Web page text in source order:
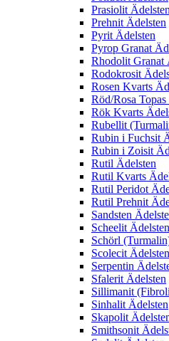
Prasiolit
Prehnit Ädelsten
Pyrit Ädelsten
Pyrop Granat
Rhodolit Granat
Rodokrosit
Rosen Kvarts
Röd/Rosa
Rök Kvarts
Rubellit
Rubin i Fuchsit
Rubin i Zoisit
Rutil Ädelsten
Rutil Kvarts
Rutil Peridot
Rutil Prehnit
Sandsten
Scheelit Ädelsten
Schörl
Scolecit Ädelsten
Serpentin
Sfalerit Ädelsten
Sillimanit
Sinhalit Ädelsten
Skapolit
Smithsonit